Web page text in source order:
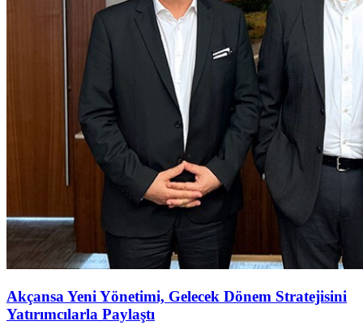
Akçansa Yeni Yönetimi, Gelecek Dönem Stratejisini
Yatırımcılarla Paylaştı